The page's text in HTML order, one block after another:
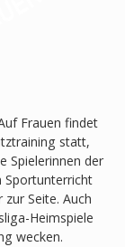
Frauen findet
statt,
Spielerinnen der
Sportunterricht
Seite. Auch
Heimspiele
wecken.